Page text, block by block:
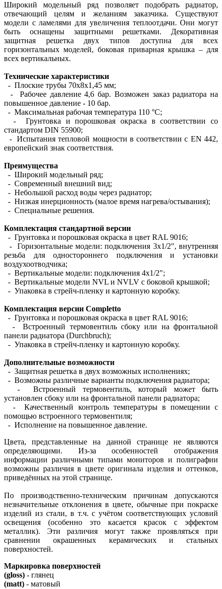
Широкий модельный ряд позволяет подобрать радиатор,
отвечающий целям и желаниям заказчика. Существуют
модели с ламелями для увеличения теплоотдачи. Они могут
быть оснащены защитными решетками. Декоративная
защитная решетка двух типов доступна для всех
горизонтальных моделей, боковая приварная крышка – для
всех вертикальных.
Технические характеристики
- Плоские трубы 70х8х1,45 мм;
- Рабочее давление 4,6 бар. Возможен заказ радиатора на
повышенное давление - 10 бар.
- Максимальная рабочая температура 110 °С;
- Грунтовка и порошковая окраска в соответствии со
стандартом DIN 55900;
- Испытания тепловой мощности в соответствии с EN 442,
европейский знак соответствия.
Преимущества
- Широкий модельный ряд;
- Современный внешний вид;
- Небольшой расход воды через радиатор;
- Низкая инерционность (малое время нагрева/остывания);
- Специальные решения.
Комплектация стандартной версии
- Грунтовка и порошковая окраска в цвет RAL 9016;
- Горизонтальные модели: подключения 3х1/2", внутренняя
резьба для одностороннего подключения и установки
воздухоотводчика;
- Вертикальные модели: подключения 4х1/2";
- Вертикальные модели NVL и NVLV с боковой крышкой;
- Упаковка в стрейч-пленку и картонную коробку.
Комплектация версии Completto
- Грунтовка и порошковая окраска в цвет RAL 9016;
- Встроенный термовентиль сбоку или на фронтальной
панели радиатора (Durchbruch);
- Упаковка в стрейч-пленку и картонную коробку.
Дополнительные возможности
- Защитная решетка в двух возможных исполнениях;
- Возможны различные варианты подключения радиатора;
- Встроенный термовентиль, который может быть
установлен сбоку или на фронтальной панели радиатора;
- Качественный контроль температуры в помещении с
помощью встроенного термовентиля;
- Исполнение на повышенное давление.
Цвета, представленные на данной странице не являются
определяющими. Из-за особенностей отображения
информации различными типами мониторов и полиграфии
возможны различия в цвете оригинала изделия и оттенков,
приведённых на этой странице.
По производственно-техническим причинам допускаются
незначительные отклонения в цвете, обычные при покраске
изделий из стали, в т.ч. с учётом соответствующих условий
освещения (особенно это касается красок с эффектом
металлик). Эти различия могут также проявляться при
сравнении окрашенных керамических и стальных
поверхностей.
Маркировка поверхностей
(gloss) - глянец
(matt) - матовый